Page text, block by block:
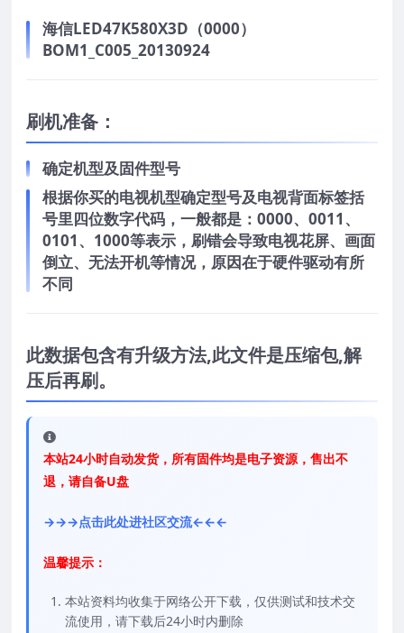
海信LED47K580X3D（0000）
BOM1_C005_20130924
刷机准备：
确定机型及固件型号
根据你买的电视机型确定型号及电视背面标签括
号里四位数字代码，一般都是：0000、0011、
0101、1000等表示，刷错会导致电视花屏、画面
倒立、无法开机等情况，原因在于硬件驱动有所
不同
此数据包含有升级方法,此文件是压缩包,解
压后再刷。
本站24小时自动发货，所有固件均是电子资源，售出不
退，请自备U盘
→→→点击此处进社区交流←←←
温馨提示：
本站资料均收集于网络公开下载，仅供测试和技术交
流使用，请下载后24小时内删除